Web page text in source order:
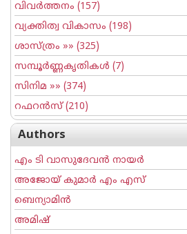
വിവര്‍ത്തനം (157)
വ്യക്തിത്വ വികാസം (198)
ശാസ്ത്രം »» (325)
സമ്പൂര്‍ണ്ണകൃതികള്‍ (7)
സിനിമ »» (374)
റഫറന്‍സ്(210)
Authors
എം ടി വാസുദേവന്‍ നായര്‍
അജോയ് കുമാര്‍ എം എസ്
ബെന്യാമിന്‍
അമിഷ്